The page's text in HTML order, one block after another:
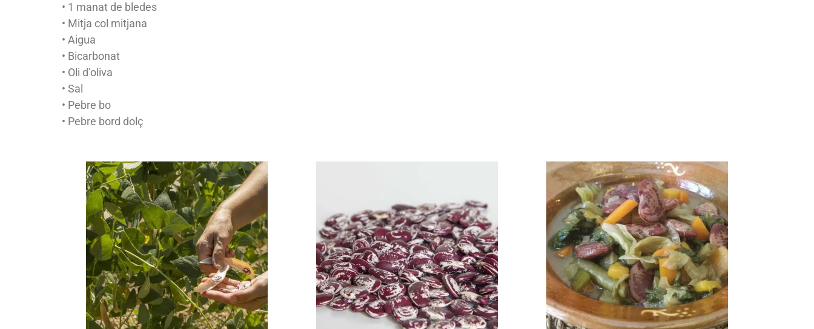
• 1 manat de bledes
• Mitja col mitjana
• Aigua
• Bicarbonat
• Oli d’oliva
• Sal
• Pebre bo
• Pebre bord dolç